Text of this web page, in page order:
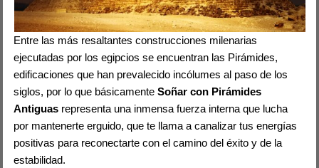
Entre las más resaltantes construcciones milenarias
ejecutadas por los egipcios se encuentran las Pirámides,
edificaciones que han prevalecido incólumes al paso de los
siglos, por lo que básicamenteSoñar con Pirámides
Antiguas representa una inmensa fuerza interna que lucha
por mantenerte erguido, que te llama a canalizar tus energías
positivas para reconectarte con el camino del éxito y de la
estabilidad.